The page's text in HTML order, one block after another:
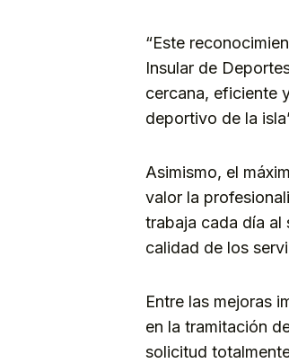
“Este
Insular de
cercana, eficiente
deportivo de la
Asimismo, el
valor la
trabaja cada día al
calidad de los
Entre las mejoras
en la tramitación
solicitud